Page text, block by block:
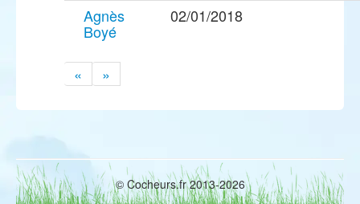
Agnès
Boyé
02/01/2018
« »
© Cocheurs.fr 2013-2026